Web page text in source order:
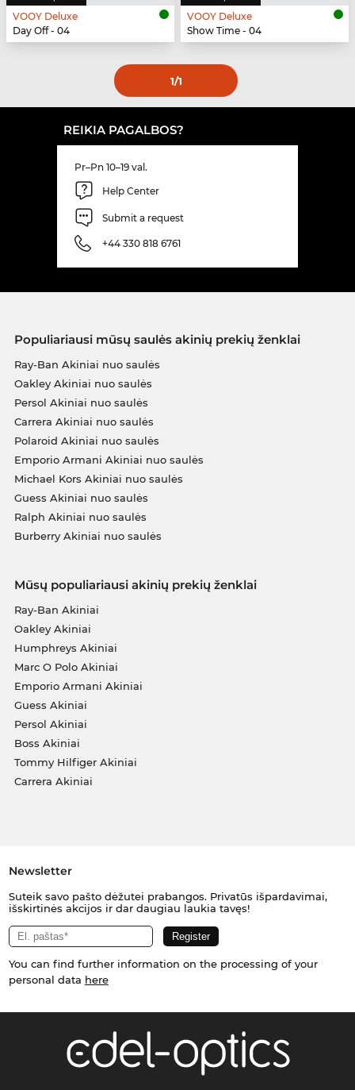
VOOY Deluxe
Day Off - 04
VOOY Deluxe
Show Time - 04
1/1
REIKIA PAGALBOS?
Pr–Pn 10–19 val.
Help Center
Submit a request
+44 330 818 6761
Populiariausi mūsų saulės akinių prekių ženklai
Ray-Ban Akiniai nuo saulės
Oakley Akiniai nuo saulės
Persol Akiniai nuo saulės
Carrera Akiniai nuo saulės
Polaroid Akiniai nuo saulės
Emporio Armani Akiniai nuo saulės
Michael Kors Akiniai nuo saulės
Guess Akiniai nuo saulės
Ralph Akiniai nuo saulės
Burberry Akiniai nuo saulės
Mūsų populiariausi akinių prekių ženklai
Ray-Ban Akiniai
Oakley Akiniai
Humphreys Akiniai
Marc O Polo Akiniai
Emporio Armani Akiniai
Guess Akiniai
Persol Akiniai
Boss Akiniai
Tommy Hilfiger Akiniai
Carrera Akiniai
Newsletter
Suteik savo pašto dėžutei prabangos. Privatūs išpardavimai,
išskirtinės akcijos ir dar daugiau laukia tavęs!
You can find further information on the processing of your
personal data here